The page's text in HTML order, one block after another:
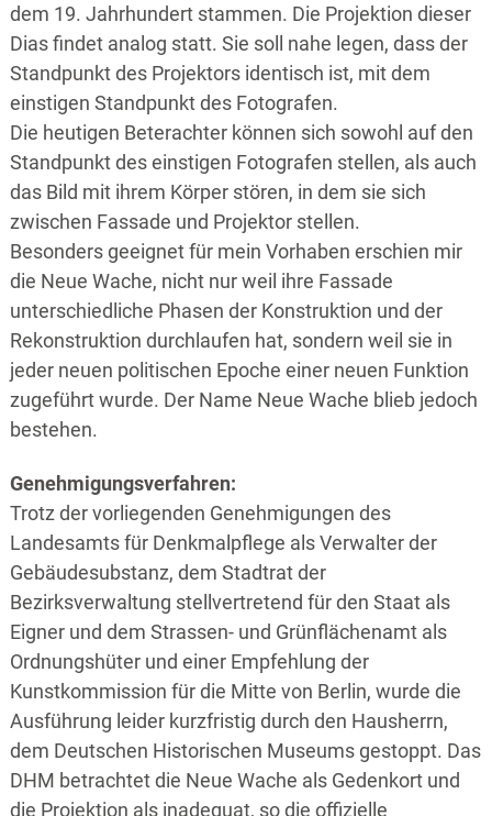
dem 19. Jahrhundert stammen. Die Projektion dieser
Dias findet analog statt. Sie soll nahe legen, dass der
Standpunkt des Projektors identisch ist, mit dem
einstigen Standpunkt des Fotografen.
Die heutigen Beterachter können sich sowohl auf den
Standpunkt des einstigen Fotografen stellen, als auch
das Bild mit ihrem Körper stören, in dem sie sich
zwischen Fassade und Projektor stellen.
Besonders geeignet für mein Vorhaben erschien mir
die Neue Wache, nicht nur weil ihre Fassade
unterschiedliche Phasen der Konstruktion und der
Rekonstruktion durchlaufen hat, sondern weil sie in
jeder neuen politischen Epoche einer neuen Funktion
zugeführt wurde. Der Name Neue Wache blieb jedoch
bestehen.
Genehmigungsverfahren:
Trotz der vorliegenden Genehmigungen des
Landesamts für Denkmalpflege als Verwalter der
Gebäudesubstanz, dem Stadtrat der
Bezirksverwaltung stellvertretend für den Staat als
Eigner und dem Strassen- und Grünflächenamt als
Ordnungshüter und einer Empfehlung der
Kunstkommission für die Mitte von Berlin, wurde die
Ausführung leider kurzfristig durch den Hausherrn,
dem Deutschen Historischen Museums gestoppt. Das
DHM betrachtet die Neue Wache als Gedenkort und
die Projektion als inadequat, so die offizielle